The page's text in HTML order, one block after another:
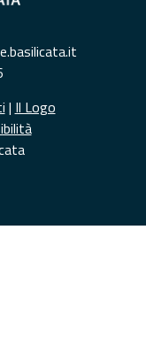
| Il Logo